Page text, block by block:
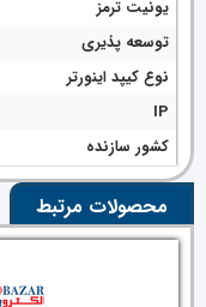
یونیت ترمز
توسعه پذیری
نوع کیپد اینورتر
IP
کشور سازنده
محصولات مرتبط